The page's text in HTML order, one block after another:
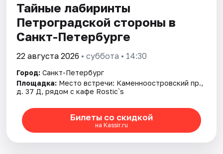
Тайные лабиринты
Петроградской стороны в
Санкт-Петербурге
22 августа 2026 • суббота • 14:30
Город: Санкт-Петербург
Площадка: Место встречи: Каменноостровский пр.,
д. 37 Д, рядом с кафе Rostic`s
Билеты со скидкой
на Kassir.ru